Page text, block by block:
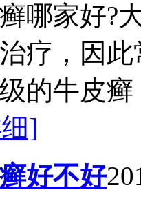
哪家好?
疗，因
的牛皮
]
好不好